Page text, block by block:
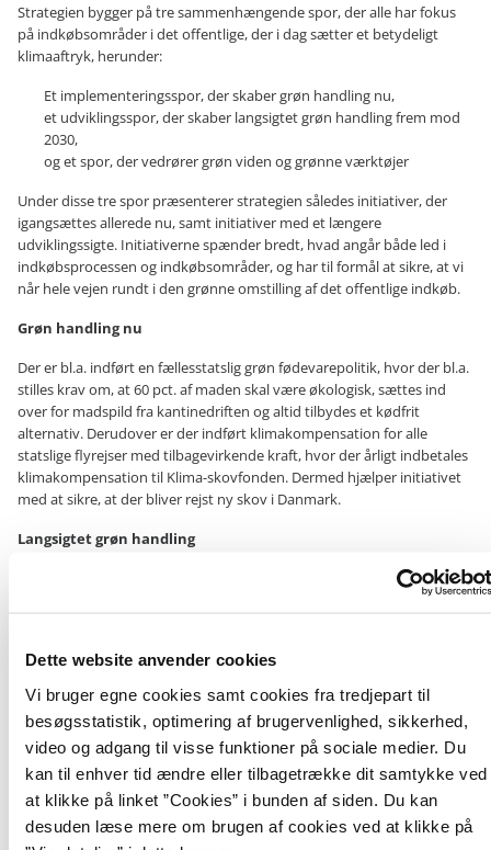
Dette website anvender cookies
Vi bruger egne cookies samt cookies fra tredjepart til
besøgsstatistik, optimering af brugervenlighed, sikkerhed,
video og adgang til visse funktioner på sociale medier. Du
kan til enhver tid ændre eller tilbagetrække dit samtykke ved
at klikke på linket ”Cookies” i bunden af siden. Du kan
desuden læse mere om brugen af cookies ved at klikke på
Strategien bygger på tre sammenhængende spor, der alle har fokus
på indkøbsområder i det offentlige, der i dag sætter et betydeligt
klimaaftryk, herunder:
Et implementeringsspor, der skaber grøn handling nu,
et udviklingsspor, der skaber langsigtet grøn handling frem mod
2030,
og et spor, der vedrører grøn viden og grønne værktøjer
Under disse tre spor præsenterer strategien således initiativer, der
igangsættes allerede nu, samt initiativer med et længere
udviklingssigte. Initiativerne spænder bredt, hvad angår både led i
indkøbsprocessen og indkøbsområder, og har til formål at sikre, at vi
når hele vejen rundt i den grønne omstilling af det offentlige indkøb.
Grøn handling nu
Der er bl.a. indført en fællesstatslig grøn fødevarepolitik, hvor der bl.a.
stilles krav om, at 60 pct. af maden skal være økologisk, sættes ind
over for madspild fra kantinedriften og altid tilbydes et kødfrit
alternativ. Derudover er der indført klimakompensation for alle
statslige flyrejser med tilbagevirkende kraft, hvor der årligt indbetales
klimakompensation til Klima-skovfonden. Dermed hjælper initiativet
med at sikre, at der bliver rejst ny skov i Danmark.
Langsigtet grøn handling
Der er igangsat et arbejde med at lægge en plan for et skift til
emissionsfri biler i stat, kommuner og regioner, så den offentlige
energiklassen til ministerbilerne blevet hævet til A+++, ligesom der
generelt er sat krav til energibesparelser i staten. Der vil desuden i
2022 blive fastsat et reduktionsmål for klimaaftrykket af det offentlige
indkøb på baggrund af en fremskrivning af klimaaftrykket af det
offentlige indkøb i 2030. Danmark vil være et af de første lande, der
sætter et konkret reduktionsmål for det offentlige indkøb.
Statslige institutioner forpligtes til at hæve kvaliteten af indkøbet med
særligt fokus på grønt indkøb gennem et Charter for godt og grønt